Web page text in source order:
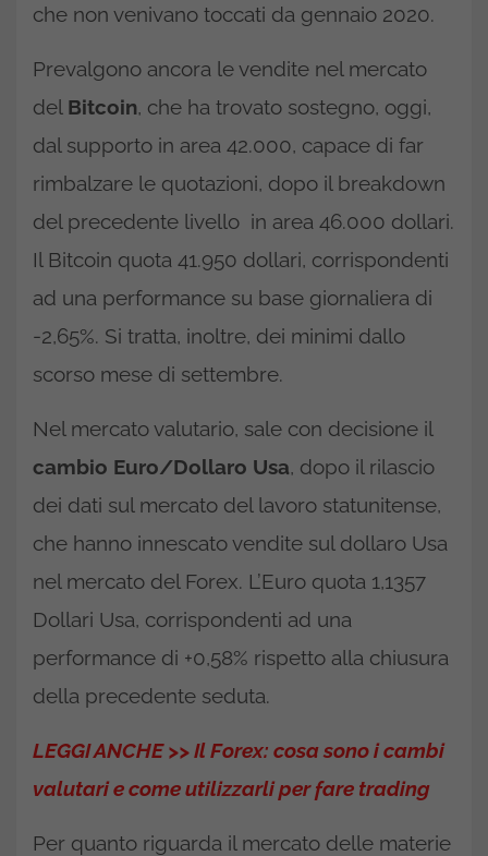
che non venivano toccati da gennaio 2020.
Prevalgono ancora le vendite nel mercato
del Bitcoin, che ha trovato sostegno, oggi,
dal supporto in area 42.000, capace di far
rimbalzare le quotazioni, dopo il breakdown
del precedente livello in area 46.000 dollari.
Il Bitcoin quota 41.950 dollari, corrispondenti
ad una performance su base giornaliera di
-2,65%. Si tratta, inoltre, dei minimi dallo
scorso mese di settembre.
Nel mercato valutario, sale con decisione il
cambio Euro/Dollaro Usa, dopo il rilascio
dei dati sul mercato del lavoro statunitense,
che hanno innescato vendite sul dollaro Usa
nel mercato del Forex. L’Euro quota 1,1357
Dollari Usa, corrispondenti ad una
performance di +0,58% rispetto alla chiusura
della precedente seduta.
LEGGI ANCHE >> Il Forex: cosa sono i cambi
valutari e come utilizzarli per fare trading
Per quanto riguarda il mercato delle materie